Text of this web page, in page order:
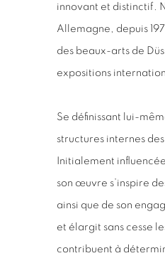
innovant et distinctif.
Allemagne, depuis
des beaux-arts de
expositions
Se définissant lui-
structures internes
Initialement
son œuvre s’inspire
ainsi que de son
et élargit sans cesse
contribuent à